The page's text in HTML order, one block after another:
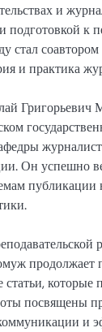
и
подготовкой к
стал
и практика
Григорьевич
Он успешно
публикации
продолжает
статьи,
посвящены
и